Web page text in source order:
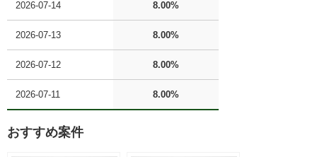
2026-07-14 8.00%
2026-07-13 8.00%
2026-07-12 8.00%
2026-07-11 8.00%
おすすめ案件